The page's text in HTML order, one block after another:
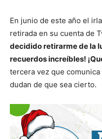
En junio de este año el
retirada en su cuenta de
decidido retirarme de la
recuerdos increíbles!
tercera vez que
dudan de que sea cierto.